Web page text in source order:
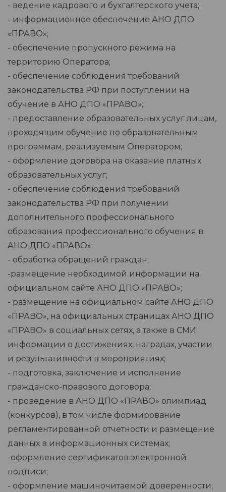
- ведение кадрового и бухгалтерского учета;
- информационное обеспечение АНО ДПО
«ПРАВО»;
- обеспечение пропускного режима на
территорию Оператора;
- обеспечение соблюдения требований
законодательства РФ при поступлении на
обучение в АНО ДПО «ПРАВО»;
- предоставление образовательных услуг лицам,
проходящим обучение по образовательным
программам, реализуемым Оператором;
- оформление договора на оказание платных
образовательных услуг;
- обеспечение соблюдения требований
законодательства РФ при получении
дополнительного профессионального
образования профессионального обучения в
АНО ДПО «ПРАВО»;
- обработка обращений граждан;
-размещение необходимой информации на
официальном сайте АНО ДПО «ПРАВО»;
- размещение на официальном сайте АНО ДПО
«ПРАВО», на официальных страницах АНО ДПО
«ПРАВО» в социальных сетях, а также в СМИ
информации о достижениях, наградах, участии
и результативности в мероприятиях;
- подготовка, заключение и исполнение
гражданско-правового договора;
- проведение в АНО ДПО «ПРАВО» олимпиад
(конкурсов), в том числе формирование
регламентированной отчетности и размещение
данных в информационных системах;
-оформление сертификатов электронной
подписи;
- оформление машиночитаемой доверенности;